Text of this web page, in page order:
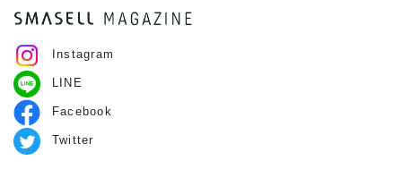
Instagram
LINE
Facebook
Twitter